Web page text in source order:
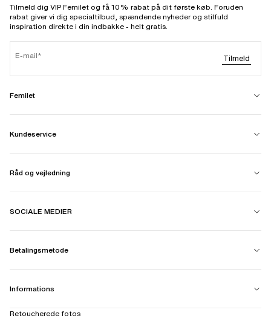
Tilmeld dig VIP Femilet og få 10% rabat på dit første køb. Foruden
rabat giver vi dig specialtilbud, spændende nyheder og stilfuld
inspiration direkte i din indbakke - helt gratis.
E-mail Tilmeld
Femilet
Kundeservice
Råd og vejledning
SOCIALE MEDIER
Betalingsmetode
Informations
Retoucherede fotos